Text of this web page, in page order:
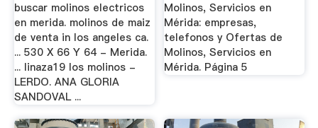
buscar molinos electricos
en merida. molinos de maiz
de venta in los angeles ca.
... 530 X 66 Y 64 - Merida.
... linaza19 los molinos -
LERDO. ANA GLORIA
SANDOVAL ...
Molinos, Servicios en
Mérida: empresas,
telefonos y Ofertas de
Molinos, Servicios en
Mérida. Página 5